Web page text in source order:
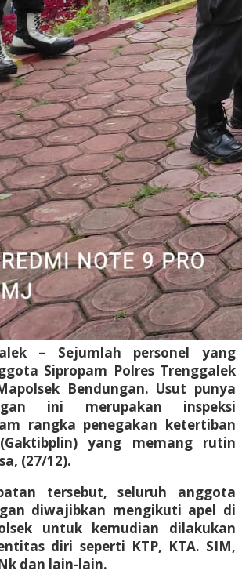
– Sejumlah personel yang
Sipropam Polres Trenggalek
Bendungan. Usut punya
ini merupakan inspeksi
rangka penegakan ketertiban
yang memang rutin
(27/12).
tersebut, seluruh anggota
diwajibkan mengikuti apel di
untuk kemudian dilakukan
diri seperti KTP, KTA. SIM,
dan lain-lain.